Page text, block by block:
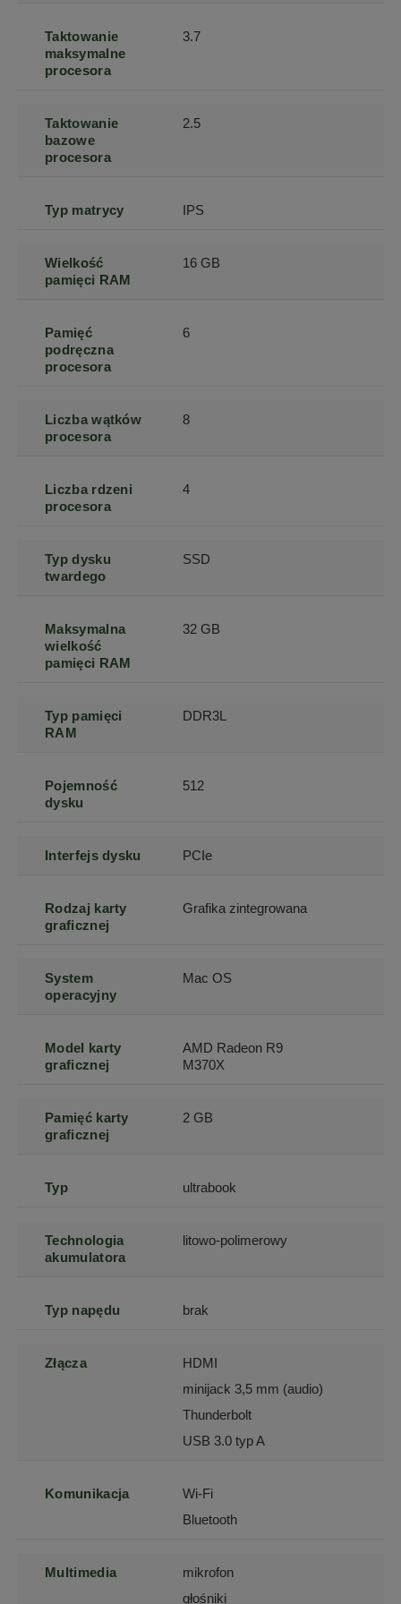
Taktowanie
maksymalne
procesora
3.7
Taktowanie
bazowe
procesora
2.5
Typ matrycy IPS
Wielkość
pamięci RAM
16 GB
Pamięć
podręczna
procesora
6
Liczba wątków
procesora
8
Liczba rdzeni
procesora
4
Typ dysku
twardego
SSD
Maksymalna
wielkość
pamięci RAM
32 GB
Typ pamięci
RAM
DDR3L
Pojemność
dysku
512
Interfejs dysku PCIe
Rodzaj karty
graficznej
Grafika zintegrowana
System
operacyjny
Mac OS
Model karty
graficznej
AMD Radeon R9
M370X
Pamięć karty
graficznej
2 GB
Typ ultrabook
Technologia
akumulatora
litowo-polimerowy
Typ napędu brak
Złącza
HDMI
minijack 3,5 mm (audio)
Thunderbolt
USB 3.0 typ A
Komunikacja
Wi-Fi
Bluetooth
Multimedia
mikrofon
głośniki